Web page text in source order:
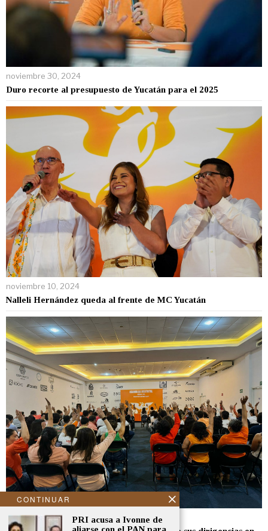
noviembre 30, 2024
Duro recorte al presupuesto de Yucatán para el 2025
noviembre 10, 2024
Nalleli Hernández queda al frente de MC Yucatán
noviembre 8, 2024
CONTINUAR
PRI acusa a Ivonne de